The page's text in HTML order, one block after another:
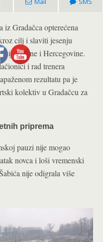
Gradačca opterećena
cilj i slaviti jesenju
Bosne i Hercegovine.
i rad trenera
rezultatu pa je
kolektiv u Gradačcu za
priprema
pauzi nije mogao
novca i loši vremenski
nije odigrala više